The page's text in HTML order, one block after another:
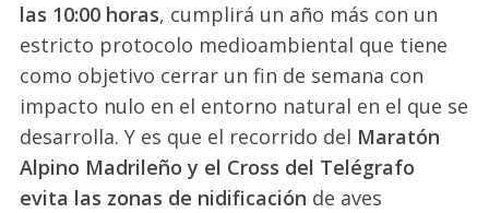
las 10:00 horas, cumplirá un año más con un
estricto protocolo medioambiental que tiene
como objetivo cerrar un fin de semana con
impacto nulo en el entorno natural en el que se
desarrolla. Y es que el recorrido del Maratón
Alpino Madrileño y el Cross del Telégrafo
evita las zonas de nidificación de aves